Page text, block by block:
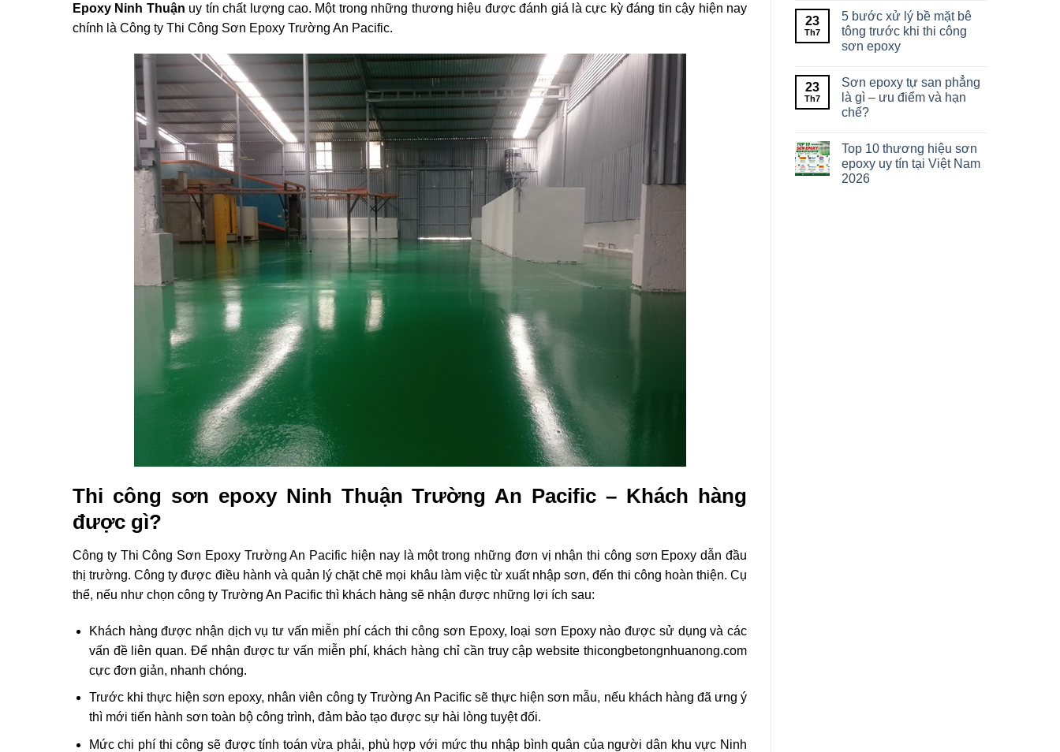
Epoxy Ninh Thuận uy tín chất lượng cao. Một trong những thương hiệu được đánh giá là cực kỳ đáng tin cậy hiện nay
chính là Công ty Thi Công Sơn Epoxy Trường An Pacific.
Thi công sơn epoxy Ninh Thuận Trường An Pacific – Khách hàng
được gì?
Công ty Thi Công Sơn Epoxy Trường An Pacific hiện nay là một trong những đơn vị nhận thi công sơn Epoxy dẫn đầu
thị trường. Công ty được điều hành và quản lý chặt chẽ mọi khâu làm việc từ xuất nhập sơn, đến thi công hoàn thiện. Cụ
thể, nếu như chọn công ty Trường An Pacific thì khách hàng sẽ nhận được những lợi ích sau:
Khách hàng được nhận dịch vụ tư vấn miễn phí cách thi công sơn Epoxy, loại sơn Epoxy nào được sử dụng và các
vấn đề liên quan. Để nhận được tư vấn miễn phí, khách hàng chỉ cần truy cập website thicongbetongnhuanong.com
cực đơn giản, nhanh chóng.
Trước khi thực hiện sơn epoxy, nhân viên công ty Trường An Pacific sẽ thực hiện sơn mẫu, nếu khách hàng đã ưng ý
thì mới tiến hành sơn toàn bộ công trình, đảm bảo tạo được sự hài lòng tuyệt đối.
Mức chi phí thi công sẽ được tính toán vừa phải, phù hợp với mức thu nhập bình quân của người dân khu vực Ninh
23
Th7
5 bước xử lý bề mặt bê
tông trước khi thi công
sơn epoxy
23
Th7
Sơn epoxy tự san phẳng
là gì – ưu điểm và hạn
chế?
Top 10 thương hiệu sơn
epoxy uy tín tại Việt Nam
2026